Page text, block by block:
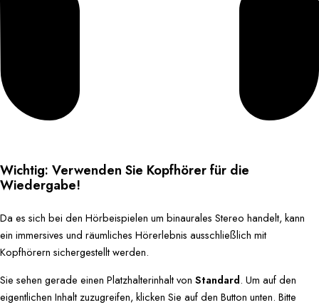
Wichtig: Verwenden Sie Kopfhörer für die
Wiedergabe!
Da es sich bei den Hörbeispielen um binaurales Stereo handelt, kann
ein immersives und räumliches Hörerlebnis ausschließlich mit
Kopfhörern sichergestellt werden.
Sie sehen gerade einen Platzhalterinhalt von Standard. Um auf den
eigentlichen Inhalt zuzugreifen, klicken Sie auf den Button unten. Bitte